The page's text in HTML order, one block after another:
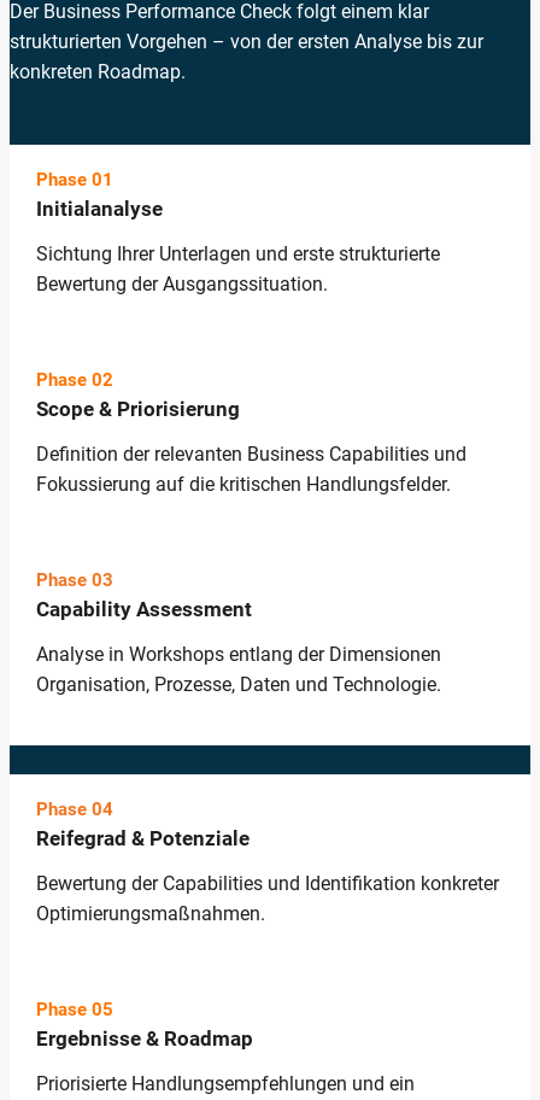
Der Business Performance Check folgt einem klar
strukturierten Vorgehen – von der ersten Analyse bis zur
konkreten Roadmap.
Phase 01
Initialanalyse
Sichtung Ihrer Unterlagen und erste strukturierte
Bewertung der Ausgangssituation.
Phase 02
Scope & Priorisierung
Definition der relevanten Business Capabilities und
Fokussierung auf die kritischen Handlungsfelder.
Phase 03
Capability Assessment
Analyse in Workshops entlang der Dimensionen
Organisation, Prozesse, Daten und Technologie.
Phase 04
Reifegrad & Potenziale
Bewertung der Capabilities und Identifikation konkreter
Optimierungsmaßnahmen.
Phase 05
Ergebnisse & Roadmap
Priorisierte Handlungsempfehlungen und ein